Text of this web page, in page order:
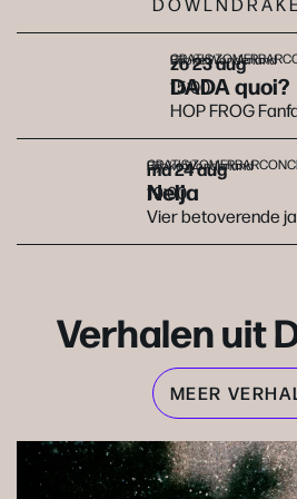
zo 23 aug
15:00
GRATIS
DADA quoi?
HOP FROG
Bijloke Wonderland
ma 24 aug
19:00
GRATIS
Nelja
Vier betoverende
Bijloke Wonderland
Verhalen uit
MEER